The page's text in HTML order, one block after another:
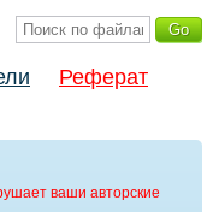
Реферат
ваши авторские